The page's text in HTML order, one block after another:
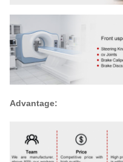
Advantage: